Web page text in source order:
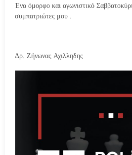
Ένα όμορφο και αγωνιστικό
συμπατριώτες μου .
Δρ. Ζήνωνας Αχιλληδης